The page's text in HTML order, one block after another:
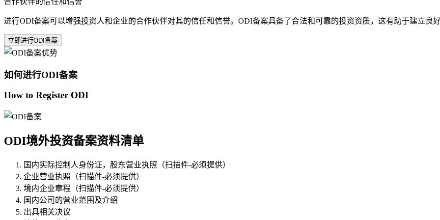
进行ODI备案可以增强投资人和企业的合作伙伴对其的信任和信誉。ODI备案具备了合法和可靠的投资资质，这有助于建立良
立即进行ODI备案
如何进行ODI备案
How to Register ODI
ODI境外投资备案资料清单
国内实际控制人身份证，股东营业执照（扫描件-必须提供）
企业营业执照（扫描件-必须提供）
境内企业章程（扫描件-必须提供）
国内公司的营业范围及介绍
出具相关决议